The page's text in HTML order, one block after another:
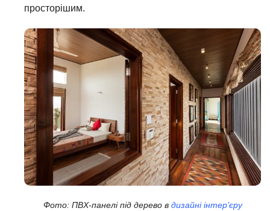
просторішим.
Фото: ПВХ-панелі під дерево в дизайні інтер’єру